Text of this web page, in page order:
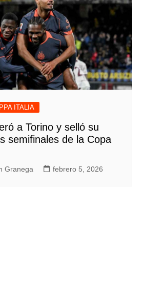
ITALIA
a Torino y selló su
semifinales de la Copa
Granega febrero 5, 2026